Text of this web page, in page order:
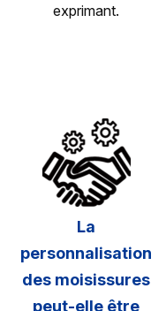
exprimant.
La
personnalisation
des moisissures
peut-elle être